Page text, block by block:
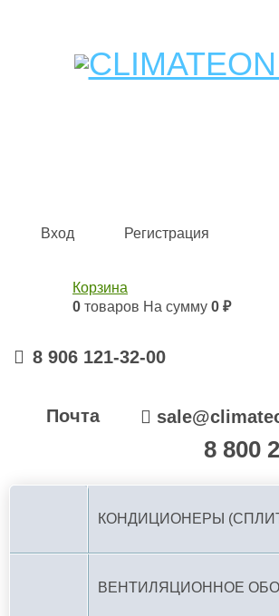
Кондиционеры и сплит-системы,
Вход Регистрация
Корзина
0 товаров На сумму 0 ₽
8 906 121-32-00
Почта
8 800
КОНДИЦИОНЕРЫ
ВЕНТИЛЯЦИОННОЕ